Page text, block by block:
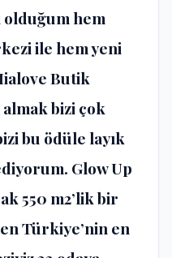
olduğum hem
ile hem yeni
Butik
bizi çok
bu ödüle layık
Glow Up
550 m2’lik bir
Türkiye’nin en